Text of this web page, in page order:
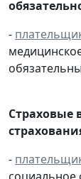
-
Страховые
-